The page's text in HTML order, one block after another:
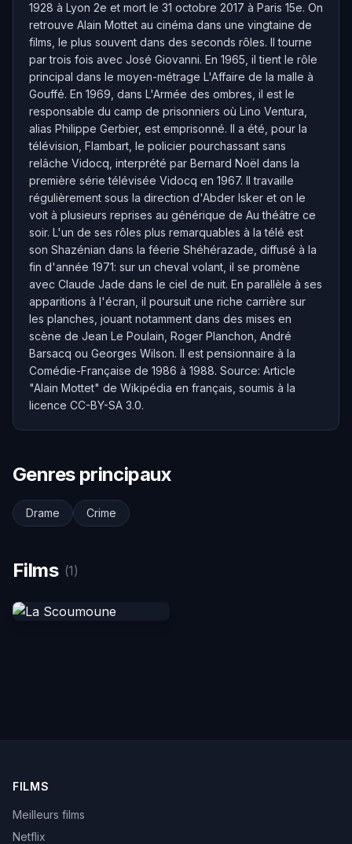
1928 à Lyon 2e et mort le 31 octobre 2017 à Paris 15e. On
retrouve Alain Mottet au cinéma dans une vingtaine de
films, le plus souvent dans des seconds rôles. Il tourne
par trois fois avec José Giovanni. En 1965, il tient le rôle
principal dans le moyen-métrage L'Affaire de la malle à
Gouffé. En 1969, dans L'Armée des ombres, il est le
responsable du camp de prisonniers où Lino Ventura,
alias Philippe Gerbier, est emprisonné. Il a été, pour la
télévision, Flambart, le policier pourchassant sans
relâche Vidocq, interprété par Bernard Noël dans la
première série télévisée Vidocq en 1967. Il travaille
régulièrement sous la direction d'Abder Isker et on le
voit à plusieurs reprises au générique de Au théâtre ce
soir. L'un de ses rôles plus remarquables à la télé est
son Shazénian dans la féerie Shéhérazade, diffusé à la
fin d'année 1971: sur un cheval volant, il se promène
avec Claude Jade dans le ciel de nuit. En parallèle à ses
apparitions à l'écran, il poursuit une riche carrière sur
les planches, jouant notamment dans des mises en
scène de Jean Le Poulain, Roger Planchon, André
Barsacq ou Georges Wilson. Il est pensionnaire à la
Comédie-Française de 1986 à 1988. Source: Article
"Alain Mottet" de Wikipédia en français, soumis à la
licence CC-BY-SA 3.0.
Genres principaux
Drame Crime
Films (1)
FILMS
Meilleurs films
Netflix